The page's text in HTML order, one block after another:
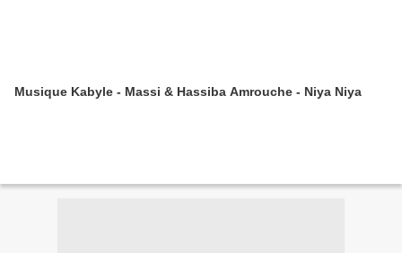
Musique Kabyle - Massi & Hassiba Amrouche - Niya Niya